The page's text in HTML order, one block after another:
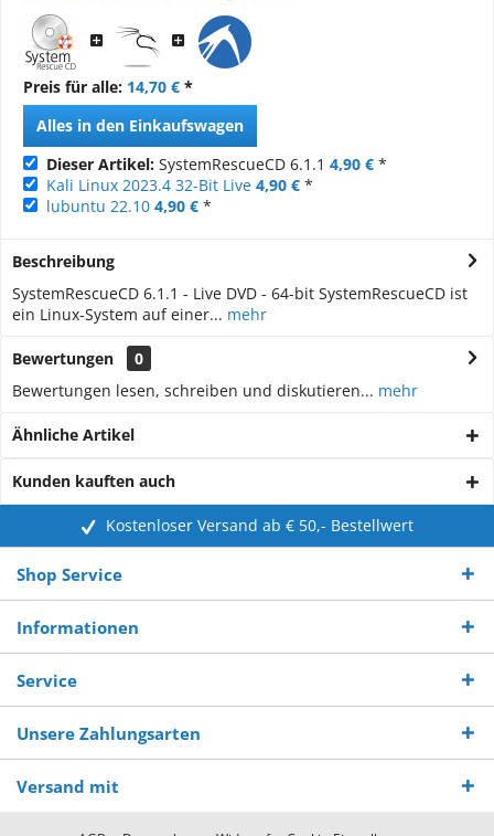
Preis für alle: 14,70 € *
Alles in den Einkaufswagen
Dieser Artikel: SystemRescueCD 6.1.1 4,90 € *
Kali Linux 2023.4 32-Bit Live 4,90 € *
lubuntu 22.10 4,90 € *
Beschreibung
SystemRescueCD 6.1.1 - Live DVD - 64-bit SystemRescueCD ist
ein Linux-System auf einer... mehr
Bewertungen
0
Bewertungen lesen, schreiben und diskutieren... mehr
Ähnliche Artikel
Kunden kauften auch
Kostenloser Versand ab € 50,- Bestellwert
Shop Service
Informationen
Service
Unsere Zahlungsarten
Versand mit